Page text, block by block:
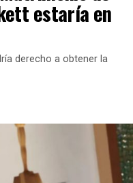
estaría en
derecho a obtener la